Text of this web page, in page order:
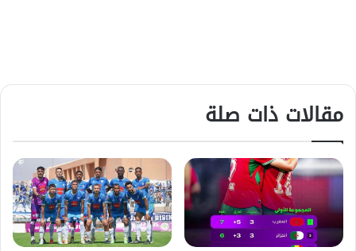
مقالات ذات صلة